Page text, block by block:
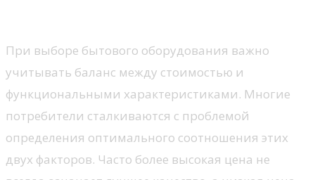
При выборе бытового оборудования важно
учитывать баланс между стоимостью и
функциональными характеристиками. Многие
потребители сталкиваются с проблемой
определения оптимального соотношения этих
двух факторов. Часто более высокая цена не